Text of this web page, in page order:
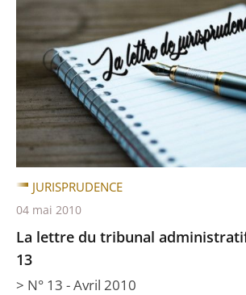
La lettre du tribunal
13
> N° 13 - Avril 2010
JURISPRUDENCE
04 mai 2010